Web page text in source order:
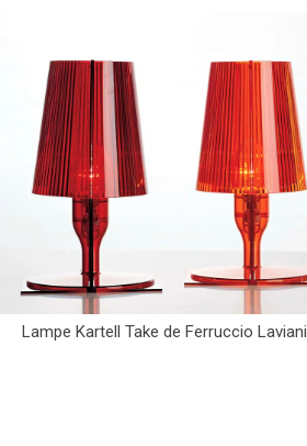
Lampe Kartell Take de Ferruccio Laviani